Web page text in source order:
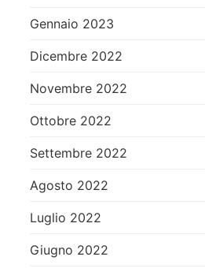
Gennaio 2023
Dicembre 2022
Novembre 2022
Ottobre 2022
Settembre 2022
Agosto 2022
Luglio 2022
Giugno 2022